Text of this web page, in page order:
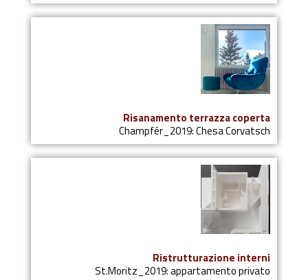
Risanamento terrazza coperta
Champfér_2019: Chesa Corvatsch
Ristrutturazione interni
St.Moritz_2019: appartamento privato